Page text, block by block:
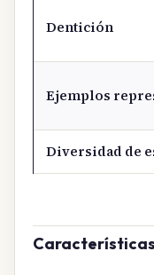
Dentición
Ejemplos
Diversidad de